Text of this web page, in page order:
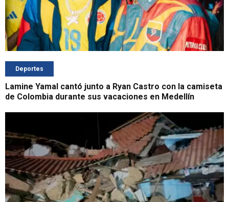
Deportes
Lamine Yamal cantó junto a Ryan Castro con la camiseta
de Colombia durante sus vacaciones en Medellín